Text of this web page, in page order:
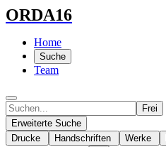
ORDA16
Home
Suche
Team
Frei
Erweiterte Suche
Drucke
Handschriften Werke